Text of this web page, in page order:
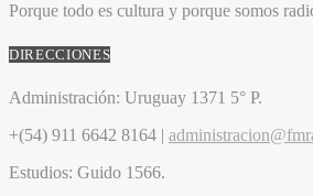
Porque todo es cultura y porque somos
DIRECCIONES
Administración: Uruguay 1371 5° P.
+(54) 911 6642 8164 |
Estudios: Guido 1566.